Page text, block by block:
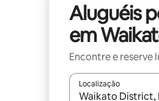
Aluguéis
em
Encontre e reserve
Localização
Quando os